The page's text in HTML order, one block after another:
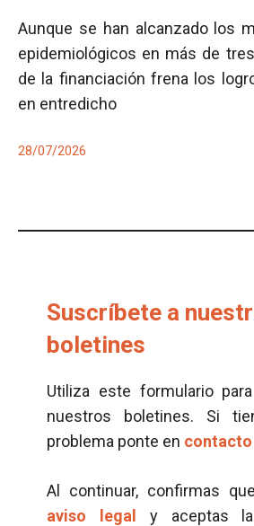
Aunque se han alcanzado los
epidemiológicos en más de
de la financiación frena los
en entredicho
28/07/2026
Suscríbete a
boletines
Utiliza este formulario
nuestros boletines. Si
problema ponte en contacto
Al continuar, confirmas
aviso legal
y aceptas